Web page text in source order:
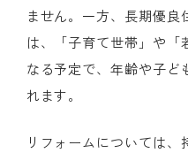
ません。一方、長期優良
は、「子育て世帯」や「
なる予定で、年齢や子ど
れます。
リフォームについては